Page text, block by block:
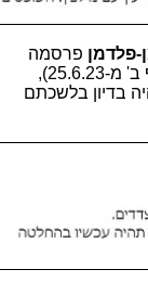
פרסמה
החלטה בתגובה לפניית הפרקליטות (ראה סעיף ב' מ-25.6.23),
בלשכתם